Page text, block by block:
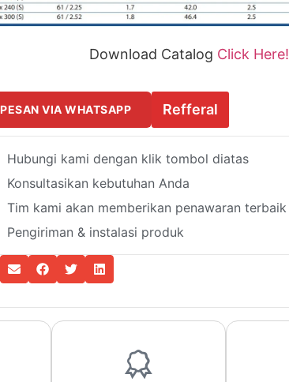
Download Catalog Click Here!
PESAN VIA WHATSAPP Refferal
Hubungi kami dengan klik tombol diatas
Konsultasikan kebutuhan Anda
Tim kami akan memberikan penawaran terbaik
Pengiriman & instalasi produk